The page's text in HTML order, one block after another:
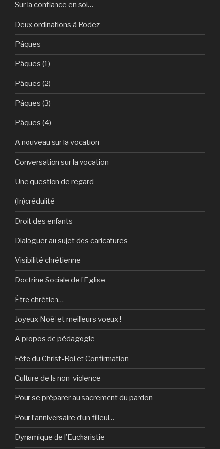
Sur la confiance en soi…
Deux ordinations à Rodez
Pâques
Pâques (1)
Pâques (2)
Pâques (3)
Pâques (4)
A nouveau sur la vocation
Conversation sur la vocation
Une question de regard
(In)crédulité
Droit des enfants
Dialoguer au sujet des caricatures
Visibilité chrétienne
Doctrine Sociale de l’Eglise
Être chrétien…
Joyeux Noël et meilleurs voeux !
A propos de pédagogie
Fête du Christ-Roi et Confirmation
Culture de la non-violence
Pour se préparer au sacrement du pardon
Pour l’anniversaire d’un filleul…
Dynamique de l’Eucharistie